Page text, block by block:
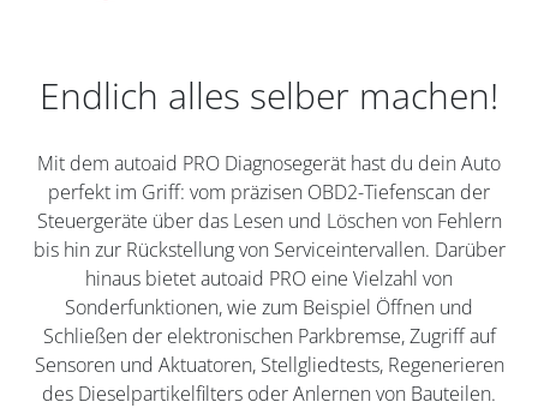
Endlich alles selber machen!
Mit dem autoaid PRO Diagnosegerät hast du dein Auto
perfekt im Griff: vom präzisen OBD2-Tiefenscan der
Steuergeräte über das Lesen und Löschen von Fehlern
bis hin zur Rückstellung von Serviceintervallen. Darüber
hinaus bietet autoaid PRO eine Vielzahl von
Sonderfunktionen, wie zum Beispiel Öffnen und
Schließen der elektronischen Parkbremse, Zugriff auf
Sensoren und Aktuatoren, Stellgliedtests, Regenerieren
des Dieselpartikelfilters oder Anlernen von Bauteilen.